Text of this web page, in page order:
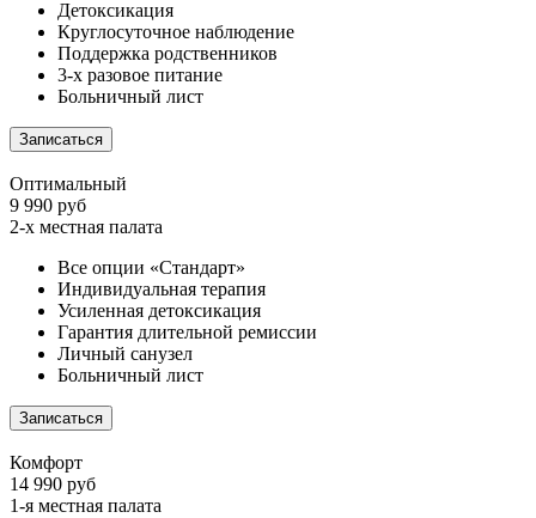
Детоксикация
Круглосуточное наблюдение
Поддержка родственников
3-х разовое питание
Больничный лист
Записаться
Оптимальный
9 990 руб
2-х местная палата
Все опции «Стандарт»
Индивидуальная терапия
Усиленная детоксикация
Гарантия длительной ремиссии
Личный санузел
Больничный лист
Записаться
Комфорт
14 990 руб
1-я местная палата